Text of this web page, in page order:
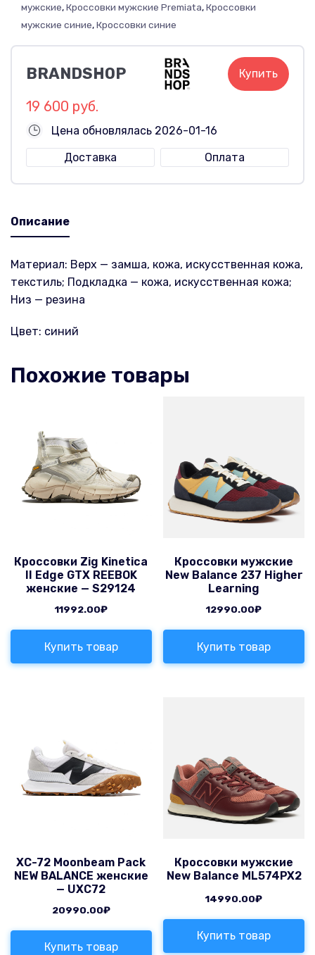
мужские,Кроссовки мужские Premiata,Кроссовки
мужские синие,Кроссовки синие
BRANDSHOP Купить
19 600 руб.
Цена обновлялась 2026-01-16
Доставка
Оплата
Описание
Материал: Верх — замша, кожа, искусственная кожа,
текстиль; Подкладка — кожа, искусственная кожа;
Низ — резина
Цвет: синий
Похожие товары
Кроссовки Zig Kinetica
II Edge GTX REEBOK
женские — S29124
11992.00₽
Купить товар
Кроссовки мужские
New Balance 237 Higher
Learning
12990.00₽
Купить товар
XC-72 Moonbeam Pack
NEW BALANCE женские
— UXC72
20990.00₽
Купить товар
Кроссовки мужские
New Balance ML574PX2
14990.00₽
Купить товар